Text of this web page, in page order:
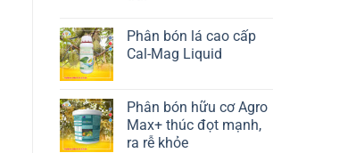
Phân bón lá cao cấp
Cal-Mag Liquid
Phân bón hữu cơ Agro
Max+ thúc đọt mạnh,
ra rễ khỏe